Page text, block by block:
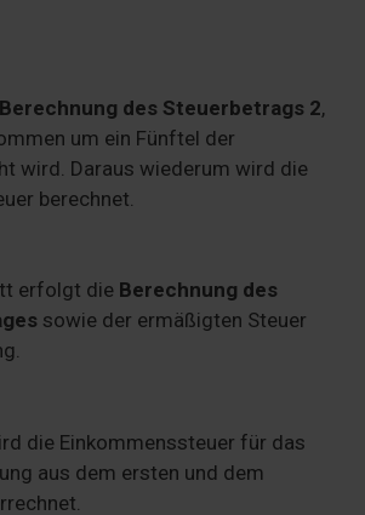
Berechnung des Steuerbetrags 2,
um ein Fünftel der
wird. Daraus wiederum wird die
berechnet.
erfolgt die Berechnung des
sowie der ermäßigten Steuer
die Einkommenssteuer für das
aus dem ersten und dem